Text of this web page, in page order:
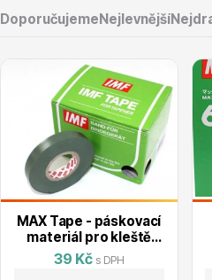
Květináče
DoporučujemeNejlevnější
MAX Tape - páskovací
materiál pro kleště
MAX HTR
39 Kč s DPH